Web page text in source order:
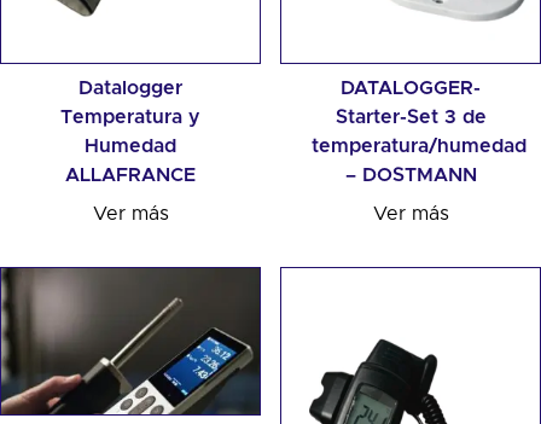
Datalogger
Temperatura y
Humedad
ALLAFRANCE
Ver más
DATALOGGER-
Starter-Set 3 de
temperatura/humedad
– DOSTMANN
Ver más